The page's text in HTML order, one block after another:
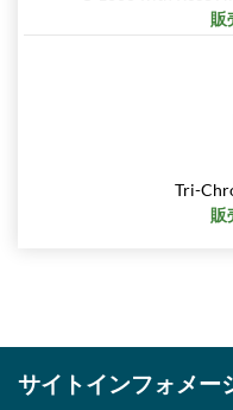
販
Tri-
販
サイトインフォメー